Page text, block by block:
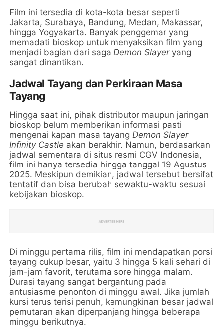
Film ini tersedia di kota-kota besar seperti
Jakarta, Surabaya, Bandung, Medan, Makassar,
hingga Yogyakarta. Banyak penggemar yang
memadati bioskop untuk menyaksikan film yang
menjadi bagian dari sagaDemon Slayeryang
sangat dinantikan.
Jadwal Tayang dan Perkiraan Masa
Tayang
Hingga saat ini, pihak distributor maupun jaringan
bioskop belum memberikan informasi pasti
mengenai kapan masa tayangDemon Slayer
Infinity Castle akan berakhir. Namun, berdasarkan
jadwal sementara di situs resmi CGV Indonesia,
film ini hanya tersedia hingga tanggal 19 Agustus
2025. Meskipun demikian, jadwal tersebut bersifat
tentatif dan bisa berubah sewaktu-waktu sesuai
kebijakan bioskop.
Di minggu pertama rilis, film ini mendapatkan porsi
tayang cukup besar, yaitu 3 hingga 5 kali sehari di
jam-jam favorit, terutama sore hingga malam.
Durasi tayang sangat bergantung pada
antusiasme penonton di minggu awal. Jika jumlah
kursi terus terisi penuh, kemungkinan besar jadwal
pemutaran akan diperpanjang hingga beberapa
minggu berikutnya.